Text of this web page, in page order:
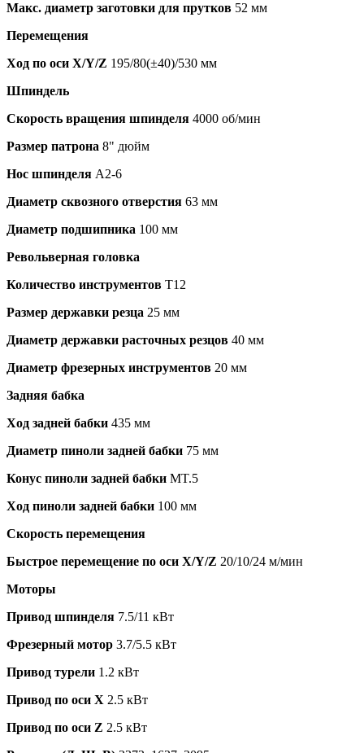
Макс. диаметр заготовки для прутков 52 мм
Перемещения
Ход по оси X/Y/Z 195/80(±40)/530 мм
Шпиндель
Скорость вращения шпинделя 4000 об/мин
Размер патрона 8" дюйм
Нос шпинделя A2-6
Диаметр сквозного отверстия 63 мм
Диаметр подшипника 100 мм
Револьверная головка
Количество инструментов T12
Размер державки резца 25 мм
Диаметр державки расточных резцов 40 мм
Диаметр фрезерных инструментов 20 мм
Задняя бабка
Ход задней бабки 435 мм
Диаметр пиноли задней бабки 75 мм
Конус пиноли задней бабки MT.5
Ход пиноли задней бабки 100 мм
Скорость перемещения
Быстрое перемещение по оси X/Y/Z 20/10/24 м/мин
Моторы
Привод шпинделя 7.5/11 кВт
Фрезерный мотор 3.7/5.5 кВт
Привод турели 1.2 кВт
Привод по оси X 2.5 кВт
Привод по оси Z 2.5 кВт